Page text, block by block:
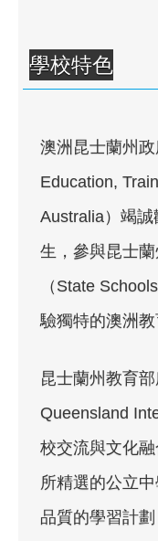
學校特色
澳洲昆士蘭州
Education,
Australia）竭
生，參與昆士
（State
驗獨特的澳洲教
昆士蘭州教育
Queensland
校交流與文化
所精選的公立
品質的學習計